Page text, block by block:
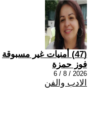
(47) أمنيات غير مسبوقة
فوز حمزة
2026 / 8 / 6
الادب والفن